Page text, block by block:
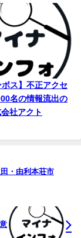
ボス】不正アクセ
名の情報流出の
社アクト
・由利本荘市